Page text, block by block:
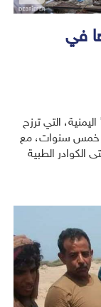
في
التي ترزح
خمس سنوات، مع
الكوادر الطبية